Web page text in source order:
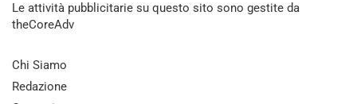
Le attività pubblicitarie su questo sito sono gestite da
theCoreAdv
Chi Siamo
Redazione